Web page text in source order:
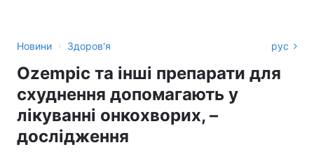
Новини › Здоров'я рус
Ozempic та інші препарати для
схуднення допомагають у
лікуванні онкохворих, –
дослідження